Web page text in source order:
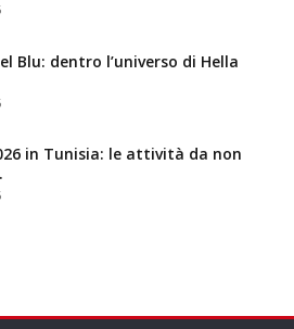
Blu: dentro l’universo di Hella
in Tunisia: le attività da non